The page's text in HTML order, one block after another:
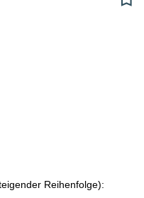
Reihenfolge):